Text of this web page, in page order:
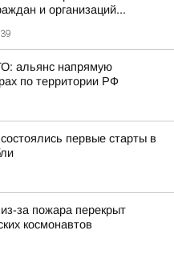
и организаций...
альянс напрямую
по территории РФ
первые старты в
за пожара перекрыт
космонавтов